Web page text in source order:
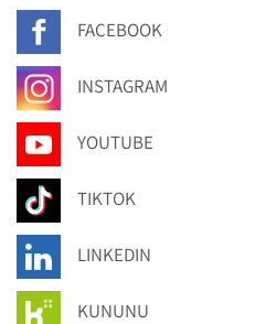
FACEBOOK
INSTAGRAM
YOUTUBE
TIKTOK
LINKEDIN
KUNUNU